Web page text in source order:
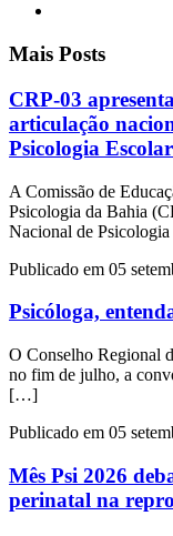
Mais Posts
CRP-03
articulação
Psicologia
A Comissão de
Psicologia da Bahia
Nacional de
Publicado em 05
Psicóloga,
O Conselho Regional
no fim de julho, a
[…]
Publicado em 05
Mês Psi 2026
perinatal na